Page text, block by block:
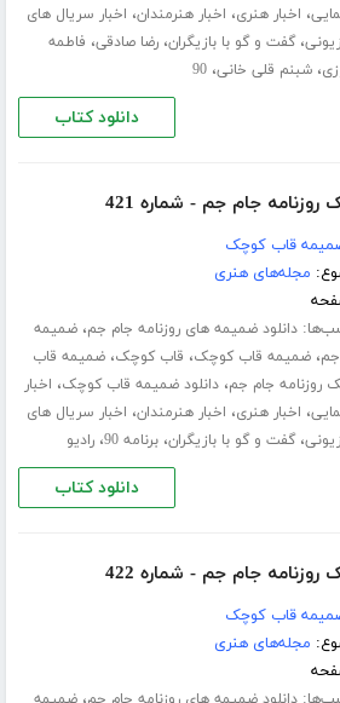
، اخبار هنری، اخبار هنرمندان، اخبار سریال های
،گفت و گو با بازیگران،رضا صادقی، فاطمه
،شبنم قلی خانی،90
دانلود کتاب
جام جم - شماره 421
قاب کوچک
مجله‌های هنری
دانلود ضمیمه های روزنامه جام جم،ضمیمه
،ضمیمه قاب کوچک، قاب کوچک،ضمیمه قاب
روزنامه جام جم،دانلود ضمیمه قاب کوچک، اخبار
، اخبار هنری، اخبار هنرمندان، اخبار سریال های
،گفت و گو با بازیگران،برنامه 90 ،رادیو
دانلود کتاب
جام جم - شماره 422
قاب کوچک
مجله‌های هنری